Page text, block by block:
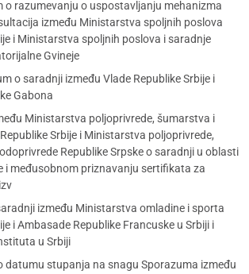
o razumevanju o uspostavljanju mehanizma
između Ministarstva spoljnih poslova
i Ministarstva spoljnih poslova i saradnje
Gvineje
o saradnji između Vlade Republike Srbije i
Gabona
Ministarstva poljoprivrede, šumarstva i
Srbije i Ministarstva poljoprivrede,
Republike Srpske o saradnji u oblasti
i međusobnom priznavanju sertifikata za
između Ministarstva omladine i sporta
i Ambasade Republike Francuske u Srbiji i
u Srbiji
datumu stupanja na snagu Sporazuma između